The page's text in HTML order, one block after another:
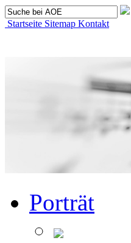
Startseite Sitemap Kontakt
Porträt